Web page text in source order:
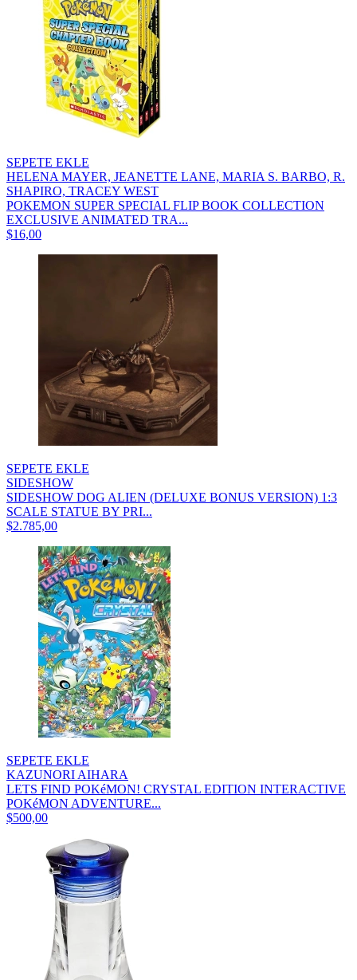
SEPETE EKLE
HELENA MAYER, JEANETTE LANE, MARIA S. BARBO, R.
SHAPIRO, TRACEY WEST
POKEMON SUPER SPECIAL FLIP BOOK COLLECTION
EXCLUSIVE ANIMATED TRA...
$16,00
SEPETE EKLE
SIDESHOW
SIDESHOW DOG ALIEN (DELUXE BONUS VERSION) 1:3
SCALE STATUE BY PRI...
$2.785,00
SEPETE EKLE
KAZUNORI AIHARA
LETS FIND POKéMON! CRYSTAL EDITION INTERACTIVE
POKéMON ADVENTURE...
$500,00